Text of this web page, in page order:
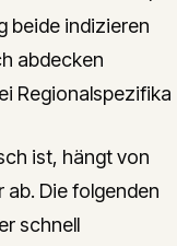
beide indizieren
abdecken
Regionalspezifika
ist, hängt von
ab. Die folgenden
schnell